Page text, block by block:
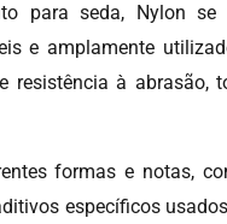
para seda, Nylon
e amplamente
resistência à abrasão,
formas e notas,
específicos